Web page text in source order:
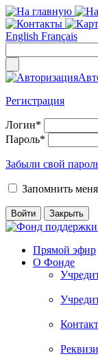
English Français
Регистрация
Логин*
Пароль*
Забыли свой
Запомнить меня
Прямой эфир
О Фонде